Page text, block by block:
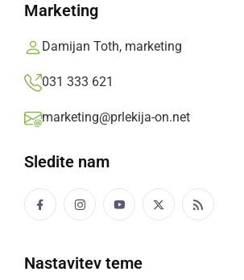
Marketing
Damijan Toth, marketing
031 333 621
marketing@prlekija-on.net
Sledite nam
Nastavitev teme
Popularne rubrike novic
Družabno
Črna kronika
Kultura
Šport